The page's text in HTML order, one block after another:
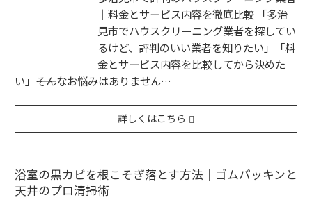
｜料金とサービス内容を徹底比較 「多治
見市でハウスクリーニング業者を探してい
るけど、評判のいい業者を知りたい」「料
金とサービス内容を比較してから決めた
い」――そんなお悩みはありません…
詳しくはこちら
浴室の黒カビを根こそぎ落とす方法｜ゴムパッキンと
天井のプロ清掃術